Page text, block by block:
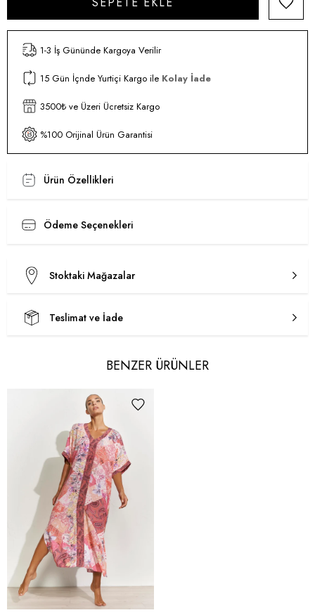
1-3 İş Gününde Kargoya Verilir
15 Gün İçnde Yurtiçi Kargo ile Kolay İade
3500₺ ve Üzeri Ücretsiz Kargo
%100 Orijinal Ürün Garantisi
Ürün Özellikleri
Ödeme Seçenekleri
Stoktaki Mağazalar
Teslimat ve İade
BENZER ÜRÜNLER